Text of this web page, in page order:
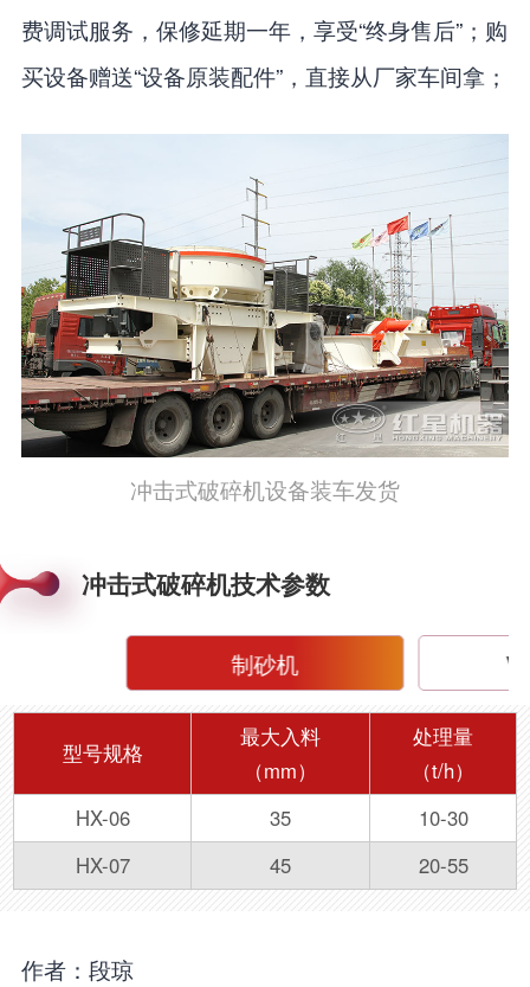
费调试服务，保修延期一年，享受“终身售后”；购
买设备赠送“设备原装配件”，直接从厂家车间拿；
冲击式破碎机设备装车发货
冲击式破碎机技术参数
制砂机
型号规格
最大入料
（mm）
处理量
（t/h）
HX-06
35
10-30
HX-07
45 20-55
作者：段琼